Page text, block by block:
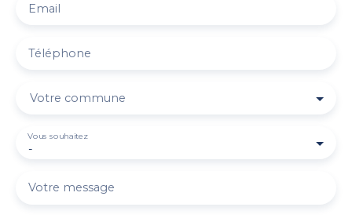
Email
Téléphone
Votre commune
-
Vous souhaitez
Votre message